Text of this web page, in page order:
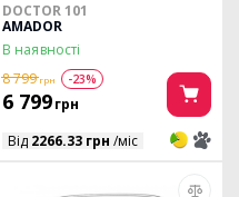
DOCTOR 101
AMADOR
В наявності
8 799 грн -23%
6 799грн
Від 2266.33 грн /міс 3 3